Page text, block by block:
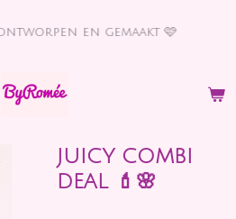
en gemaakt 🩷
JUICY COMBI
DEAL 💄🌸